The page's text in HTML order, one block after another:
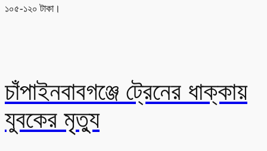
১০৫-১২০ টাকা।
চাঁপাইনবাবগঞ্জে ট্রেনের ধাক্কায়
যুবকের মৃত্যু